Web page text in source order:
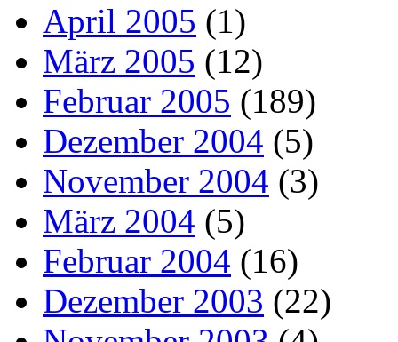
April 2005 (1)
März 2005 (12)
Februar 2005 (189)
Dezember 2004 (5)
November 2004 (3)
März 2004 (5)
Februar 2004 (16)
Dezember 2003 (22)